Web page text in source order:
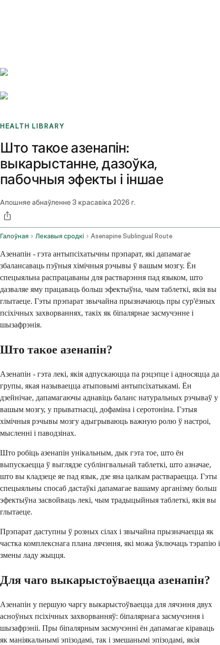
HEALTH LIBRARY
Што такое азенапін:
выкарыстанне, дазоўка,
пабочныя эфекты і іншае
Апошняе абнаўленне3 красавіка 2026 г.
Галоўная Лекавыя сродкі Asenapine Sublingual Route
Азенапін - гэта антыпсіхатычны прэпарат, які дапамагае
збалансаваць пэўныя хімічныя рэчывы ў вашым мозгу. Ён
спецыяльна распрацаваны для растварэння пад языком, што
дазваляе яму працаваць больш эфектыўна, чым таблеткі, якія вы
глытаеце. Гэты прэпарат звычайна прызначаюць пры сур'ёзных
псіхічных захворваннях, такіх як біпалярнае засмучэнне і
шызафрэнія.
Што такое азенапін?
Азенапін - гэта лекі, якія адпускаюцца па рэцэпце і адносяцца да
групы, якая называецца атыповымі антыпсіхатыкамі. Ён
дзейнічае, дапамагаючы аднавіць баланс натуральных рэчываў у
вашым мозгу, у прыватнасці, дофаміна і серотоніна. Гэтыя
хімічныя рэчывы мозгу адыгрываюць важную ролю ў настроі,
мысленні і паводзінах.
Што робіць азенапін унікальным, дык гэта тое, што ён
выпускаецца ў выглядзе сублінгвальнай таблеткі, што азначае,
што вы кладзеце яе пад язык, дзе яна цалкам раствараецца. Гэты
спецыяльны спосаб дастаўкі дапамагае вашаму арганізму больш
эфектыўна засвойваць лекі, чым традыцыйныя таблеткі, якія вы
глытаеце.
Прэпарат даступны ў розных сілах і звычайна прызначаецца як
частка комплекснага плана лячэння, які можа ўключаць тэрапію і
змены ладу жыцця.
Для чаго выкарыстоўваецца азенапін?
Азенапін у першую чаргу выкарыстоўваецца для лячэння двух
асноўных псіхічных захворванняў: біпалярнага засмучэння і
шызафрэніі. Пры біпалярным засмучэнні ён дапамагае кіраваць
як маніякальнымі эпізодамі, так і змешанымі эпізодамі, якія